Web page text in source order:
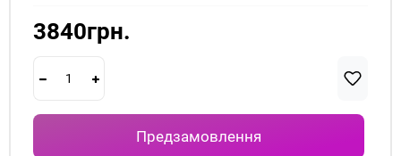
3840грн.
Предзамовлення